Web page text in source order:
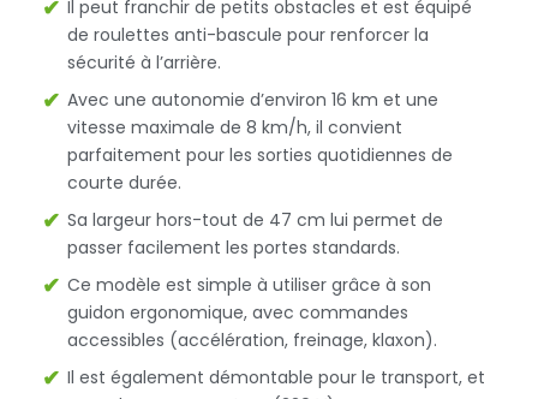
Il peut franchir de petits obstacles et est équipé
de roulettes anti-bascule pour renforcer la
sécurité à l’arrière.
Avec une autonomie d’environ 16 km et une
vitesse maximale de 8 km/h, il convient
parfaitement pour les sorties quotidiennes de
courte durée.
Sa largeur hors-tout de 47 cm lui permet de
passer facilement les portes standards.
Ce modèle est simple à utiliser grâce à son
guidon ergonomique, avec commandes
accessibles (accélération, freinage, klaxon).
Il est également démontable pour le transport, et